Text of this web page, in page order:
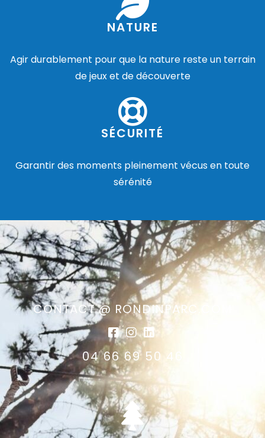
NATURE
Agir durablement pour que la nature reste un terrain
de jeux et de découverte
SÉCURITÉ
Garantir des moments pleinement vécus en toute
sérénité
CONTACT @ RONDINPARC.COM
04 66 69 50 46